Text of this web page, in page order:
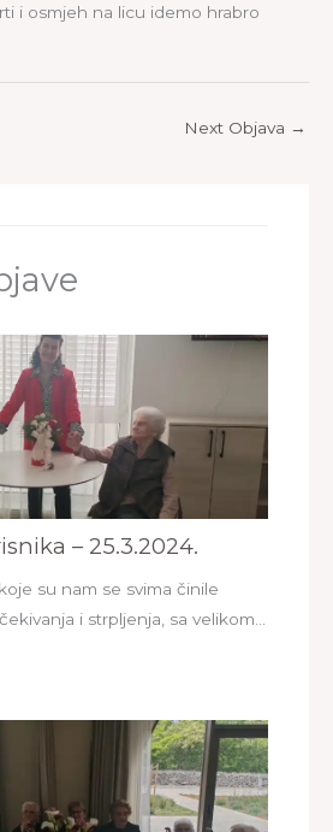
i osmjeh na licu idemo hrabro
Next Objava →
– 25.3.2024.
su nam se svima činile
i strpljenja, sa velikom…